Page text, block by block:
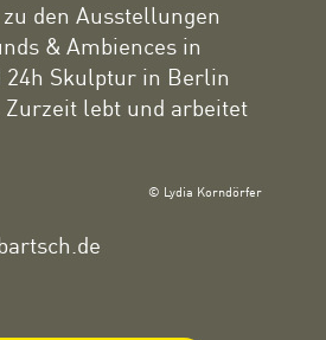
den Ausstellungen
& Ambiences in
24h Skulptur in Berlin
lebt und arbeitet
© Lydia Korndörfer